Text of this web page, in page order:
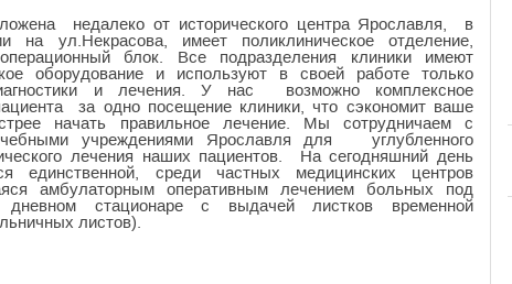
недалеко от исторического центра Ярославля, в
на ул.Некрасова, имеет поликлиническое отделение,
блок. Все подразделения клиники имеют
оборудование и используют в своей работе только
и лечения. У нас возможно комплексное
за одно посещение клиники, что сэкономит ваше
начать правильное лечение. Мы сотрудничаем с
учреждениями Ярославля для углубленного
лечения наших пациентов. На сегодняшний день
единственной, среди частных медицинских центров
амбулаторным оперативным лечением больных под
стационаре с выдачей листков временной
листов).